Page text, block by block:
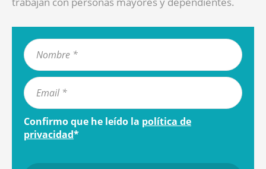
Confirmo que he leído la política de
privacidad*